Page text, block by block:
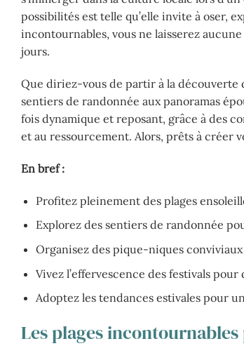
possibilités est telle qu’elle invite à oser,
incontournables, vous ne laisserez
jours.
Que diriez-vous de partir à la découverte
sentiers de randonnée aux panoramas
fois dynamique et reposant, grâce à des
et au ressourcement. Alors, prêts à créer
En bref :
Profitez pleinement des plages
Explorez des sentiers de randonnée
Organisez des pique-niques
Vivez l’effervescence des festivals pour
Adoptez les tendances estivales pour
Les plages